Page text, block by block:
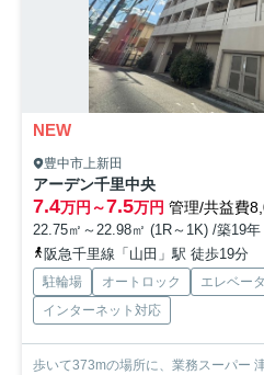
NEW
豊中市上新田
アーデン千里中央
7.4万円～7.5万円 管理/共益費
22.75㎡～22.98㎡ (1R～1K) /築19年
阪急千里線「山田」駅 徒歩19分
駐輪場 オートロック エレベー
インターネット対応
歩いて373mの場所に、業務スーパー